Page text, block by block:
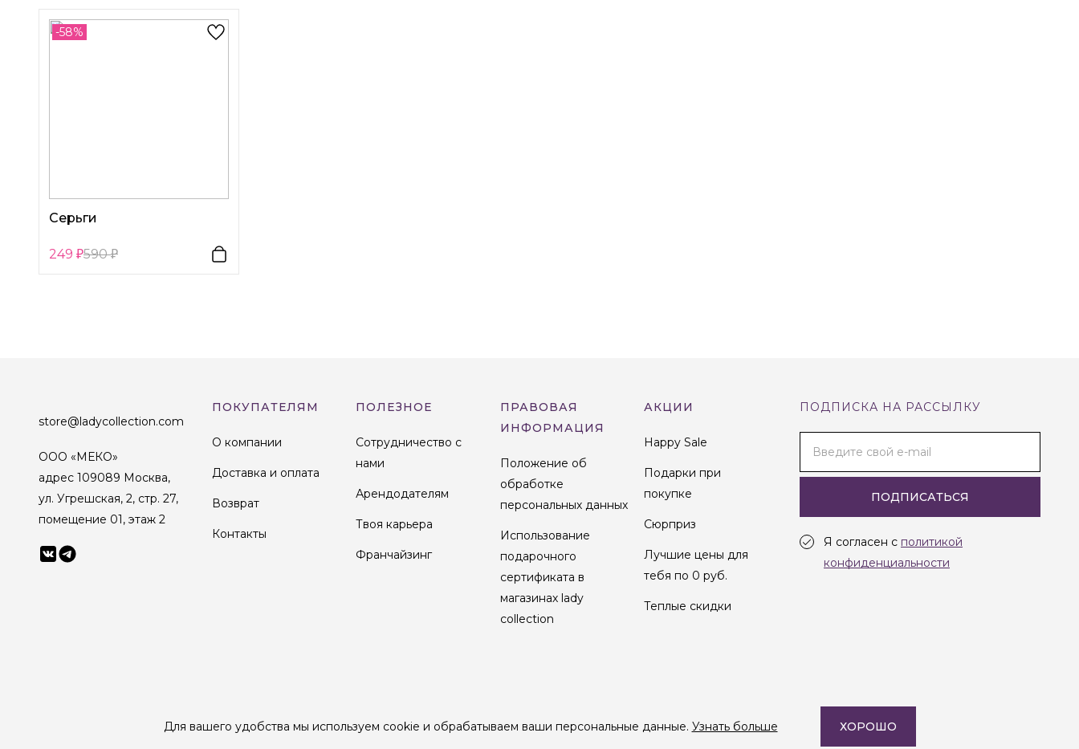
-58%
Серьги
249 590
ПОДПИСКА НА РАССЫЛКУ
Введите свой e-mail
ПОДПИСАТЬСЯ
Я согласен с политикой
конфиденциальности
store@ladycollection.com
ООО «МЕКО»
адрес 109089 Москва,
ул. Угрешская, 2, стр. 27,
помещение 01, этаж 2
ПОКУПАТЕЛЯМ
О компании
Доставка и оплата
Возврат
Контакты
ПОЛЕЗНОЕ
Сотрудничество с
нами
Арендодателям
Твоя карьера
Франчайзинг
ПРАВОВАЯ
ИНФОРМАЦИЯ
Положение об
обработке
персональных данных
Использование
подарочного
сертификата в
магазинах lady
collection
АКЦИИ
Happy Sale
Подарки при
покупке
Сюрприз
Лучшие цены для
тебя по 0 руб.
Теплые скидки
Создание сайта —
Для вашего удобства мы используем cookie и обрабатываем ваши персональные данные. Узнать больше ХОРОШО